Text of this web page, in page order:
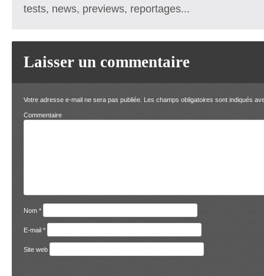
tests, news, previews, reportages...
Laisser un commentaire
Votre adresse e-mail ne sera pas publiée. Les champs obligatoires sont indiqués
Nom *
E-mail *
Site web